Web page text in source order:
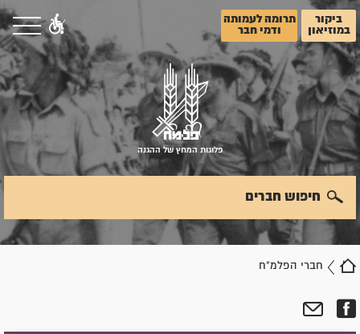
ביקור
במוזיאון
תרומה לעמותה
ודמי חבר
פלוגות המחץ של ההגנה
חברי הפלמ"ח
חיפוש חברים